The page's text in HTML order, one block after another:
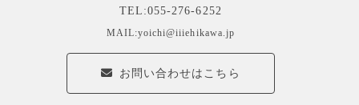
TEL:055-276-6252
MAIL:yoichi@iiiehikawa.jp
お問い合わせはこちら